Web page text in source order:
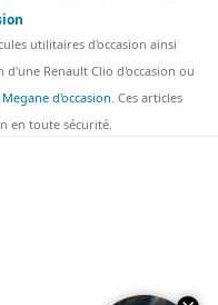
utilitaires d'occasion ainsi
d'une Renault Clio d'occasion ou
d'occasion . Ces articles
en toute sécurité.